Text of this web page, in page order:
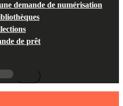
demande de numérisation
de prêt